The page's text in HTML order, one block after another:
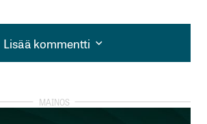
Lisää kommentti
Lisää kommentti
kirjautua